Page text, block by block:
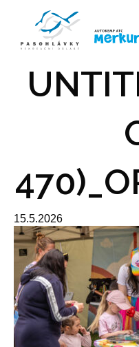
15.5.2026